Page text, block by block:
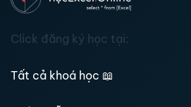
Click đăng ký học tại:
Tất cả khoá học 📖